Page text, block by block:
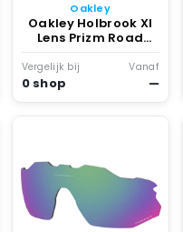
Oakley
Oakley Holbrook Xl
Lens Prizm Road
Jade Iridium
Vergelijk bij
0 shop
Vanaf
—